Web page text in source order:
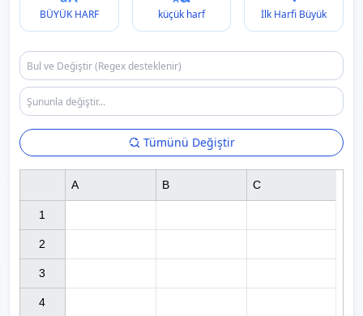
BÜYÜK HARF küçük harf İlk Harfi Büyük
Tümünü Değiştir
1
2
3
4
A B C